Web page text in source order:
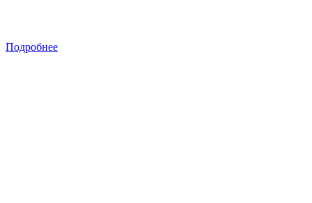
Подробнее